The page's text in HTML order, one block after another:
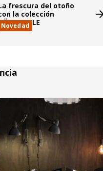
frescura del otoño
la colección
Novedad